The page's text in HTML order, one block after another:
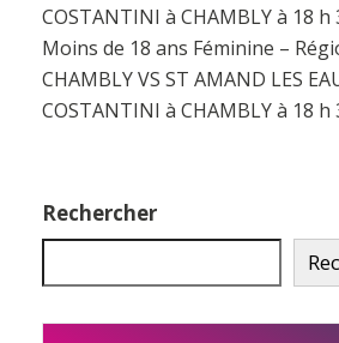
COSTANTINI à CHAMBLY à 18 h
Moins de 18 ans Féminine –
CHAMBLY VS ST AMAND LES
COSTANTINI à CHAMBLY à 18 h
Rechercher